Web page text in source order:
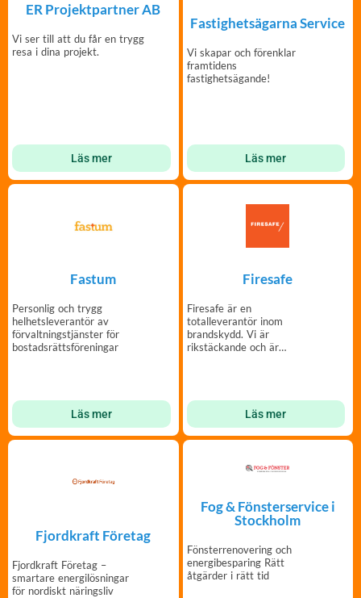
ER Projektpartner AB
Vi ser till att du får en trygg
resa i dina projekt.
Läs mer
Fastighetsägarna Service
Vi skapar och förenklar
framtidens
fastighetsägande!
Läs mer
Fastum
Personlig och trygg
helhetsleverantör av
förvaltningstjänster för
bostadsrättsföreningar
Läs mer
Firesafe
Firesafe är en
totalleverantör inom
brandskydd. Vi är
rikstäckande och är
Läs mer
Fjordkraft Företag
Fjordkraft Företag –
smartare energilösningar
för nordiskt näringsliv
Fog & Fönsterservice i
Stockholm
Fönsterrenovering och
energibesparing Rätt
åtgärder i rätt tid